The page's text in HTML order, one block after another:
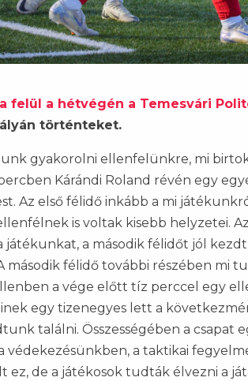
felül a hétvégén a Temesvári
történteket.
gyakorolni ellenfelünkre, mi
Kárándi Roland révén egy
Az első félidő inkább a mi
is voltak kisebb helyzetei.
a második félidőt jól
második félidő további részében mi
a vége előtt tíz perccel egy
egy tizenegyes lett a
találni. Összességében a csapat
a taktikai
ez, de a játékosok tudták élvezni a